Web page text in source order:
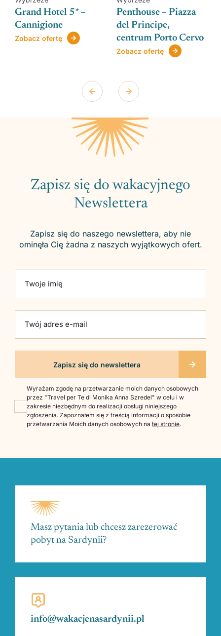
Grand Hotel 5* –
Cannigione
Zobacz ofertę
Penthouse – Piazza
del Principe,
centrum Porto Cervo
Zobacz ofertę
Zapisz się do wakacyjnego
Newslettera
Zapisz się do naszego newslettera, aby nie
ominęła Cię żadna z naszych wyjątkowych ofert.
Twoje imię
Twój adres e-mail
Wyrażam zgodę na przetwarzanie moich danych osobowych
przez "Travel per Te di Monika Anna Szredel" w celu i w
zakresie niezbędnym do realizacji obsługi niniejszego
zgłoszenia. Zapoznałem się z treścią informacji o sposobie
przetwarzania Moich danych osobowych na tej stronie.
Masz pytania lub chcesz zarezerować
pobyt na Sardynii?
info@wakacjenasardynii.pl